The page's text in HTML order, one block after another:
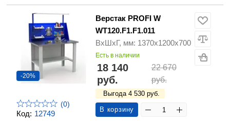
Код: 12749
-20%
(0)
Верстак PROFI W
WT120.F1.F1.011
ВхШхГ, мм: 1370х1200х700
Есть в наличии
18 140
руб.
22 670
руб.
Выгода 4 530 руб.
В корзину